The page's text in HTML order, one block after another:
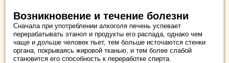
Возникновение и течение болезни
Сначала при употреблении алкоголя печень успевает
перерабатывать этанол и продукты его распада, однако чем
чаще и дольше человек пьет, тем больше источаются стенки
органа, покрываясь жировой тканью, и тем более слабой
становится его способность к переработке спирта.